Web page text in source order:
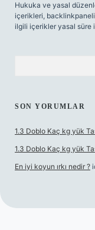
Hukuka ve yasal
içerikleri,
ilgili içerikler yasal süre
SON YORUMLAR
1.3 Doblo Kaç kg yük
1.3 Doblo Kaç kg yük
En iyi koyun ırkı nedir ?